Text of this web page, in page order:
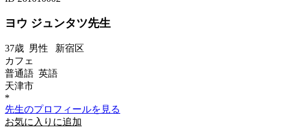
ヨウ ジュンタツ先生
37歳 男性 新宿区
カフェ
普通語 英語
天津市
*
先生のプロフィールを見る
お気に入りに追加